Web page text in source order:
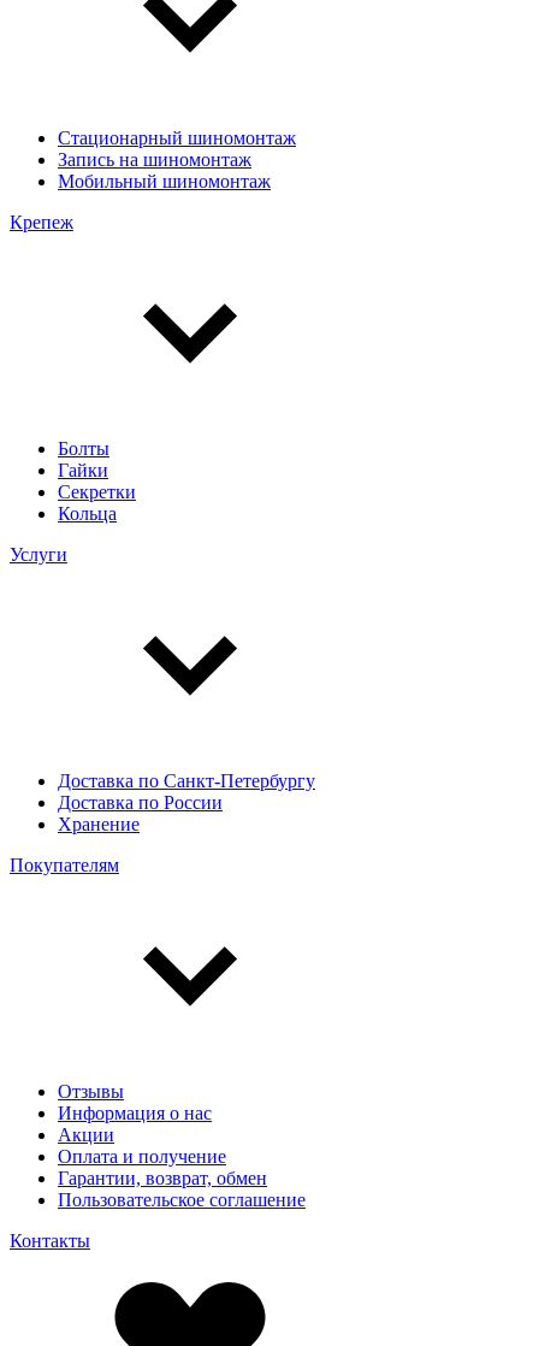
Стационарный шиномонтаж
Запись на шиномонтаж
Мобильный шиномонтаж
Крепеж
Болты
Гайки
Секретки
Кольца
Услуги
Доставка по Санкт-Петербургу
Доставка по России
Хранение
Покупателям
Отзывы
Информация о нас
Акции
Оплата и получение
Гарантии, возврат, обмен
Пользовательское соглашение
Контакты